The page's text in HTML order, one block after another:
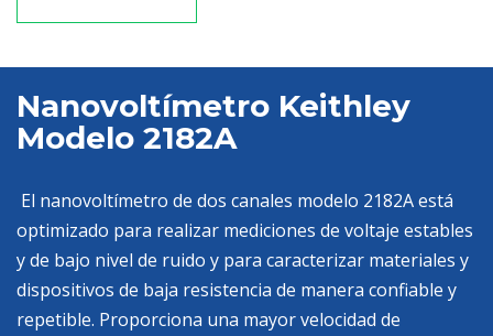
Nanovoltímetro Keithley
Modelo 2182A
El nanovoltímetro de dos canales modelo 2182A está
optimizado para realizar mediciones de voltaje estables
y de bajo nivel de ruido y para caracterizar materiales y
dispositivos de baja resistencia de manera confiable y
repetible. Proporciona una mayor velocidad de